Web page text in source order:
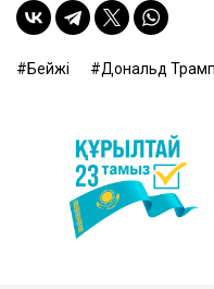
Бейжің Дональд Трамп